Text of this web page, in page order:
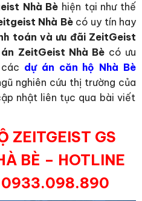
Nhà Bè hiện tại như thế
Nhà Bè có uy tín hay
toán và ưu đãi ZeitGeist
án ZeitGeist Nhà Bè có ưu
dự án căn hộ Nhà Bè
nghiên cứu thị trường của
nhật liên tục qua bài viết
ZEITGEIST GS
BÈ – HOTLINE
0933.098.890